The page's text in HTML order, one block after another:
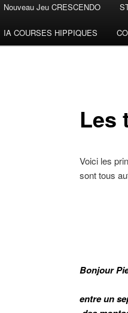
Aller
au
Nouveau Jeu CRESCENDO
IA COURSES HIPPIQUES
Les
Voici les
sont tous
Bonjour
entre un